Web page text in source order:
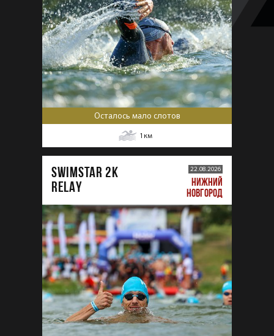
Осталось мало слотов
1 км
SWIMSTAR 2K
RELAY
22.08.2026
НИЖНИЙ
НОВГОРОД